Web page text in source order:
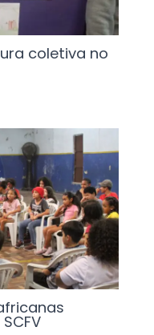
coletiva no